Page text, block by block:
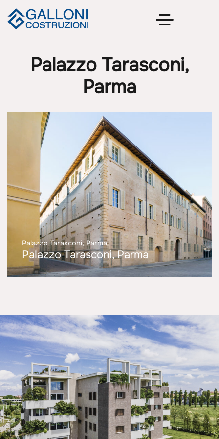
Palazzo Tarasconi,
Parma
Palazzo Tarasconi, Parma
Palazzo Tarasconi, Parma